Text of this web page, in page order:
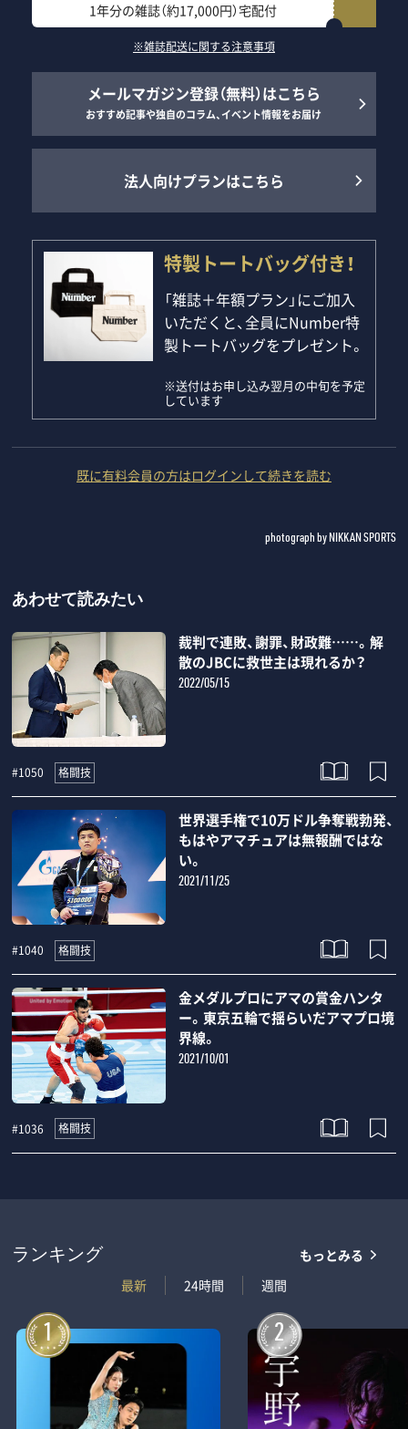
1年分の雑誌（約17,000円）宅配付
※雑誌配送に関する注意事項
メールマガジン登録（無料）はこちら
おすすめ記事や独自のコラム、イベント情報をお届け
法人向けプランはこちら
特製トートバッグ付き！
「雑誌＋年額プラン」にご加入
いただくと、全員にNumber特
製トートバッグをプレゼント。
※送付はお申し込み翌月の中旬を予定
しています
既に有料会員の方はログインして続きを読む
photograph by NIKKAN SPORTS
あわせて読みたい
裁判で連敗、謝罪、財政難……。解
散のJBCに救世主は現れるか？
2022/05/15
#1050 格闘技
世界選手権で10万ドル争奪戦勃発、
もはやアマチュアは無報酬ではな
い。
2021/11/25
#1040 格闘技
金メダルプロにアマの賞金ハンタ
ー。東京五輪で揺らいだアマプロ境
界線。
2021/10/01
#1036 格闘技
ランキング
最新
24時間 週間
もっとみる
1 2